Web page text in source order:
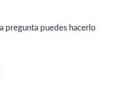
pregunta puedes hacerlo